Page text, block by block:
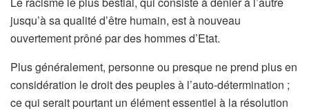
jusqu’à sa qualité d’être humain, est à nouveau
ouvertement prôné par des hommes d’Etat.
Plus généralement, personne ou presque ne prend plus en
considération le droit des peuples à l’auto-détermination ;
ce qui serait pourtant un élément essentiel à la résolution